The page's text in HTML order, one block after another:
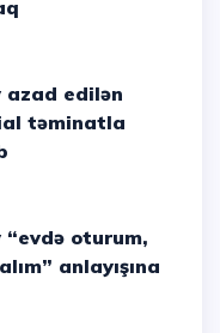
təminatla
anlayışına